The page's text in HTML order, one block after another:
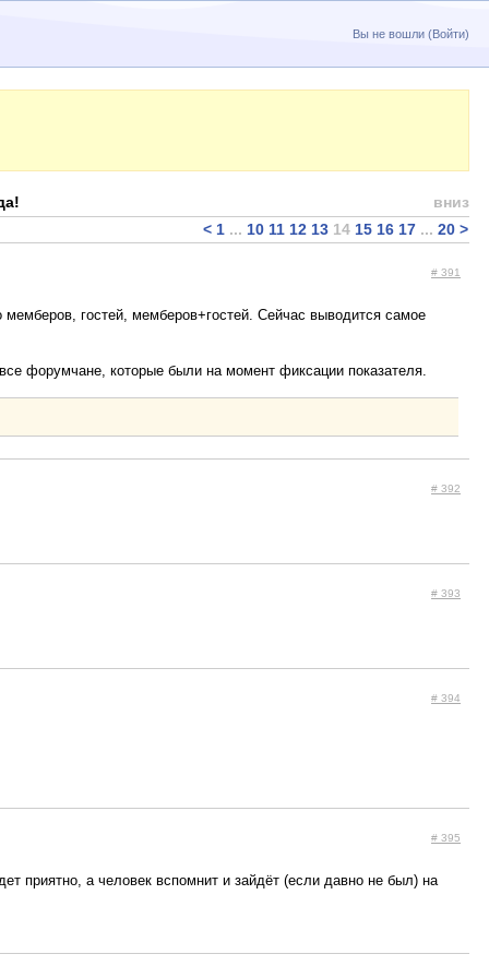
Вы не вошли (Войти)
вниз
< 1 ... 10 11 12 13 14 15 16 17 ... 20 >
# 391
гостей, мемберов+гостей. Сейчас выводится самое
форумчане, которые были на момент фиксации показателя.
# 392
# 393
# 394
# 395
приятно, а человек вспомнит и зайдёт (если давно не был) на